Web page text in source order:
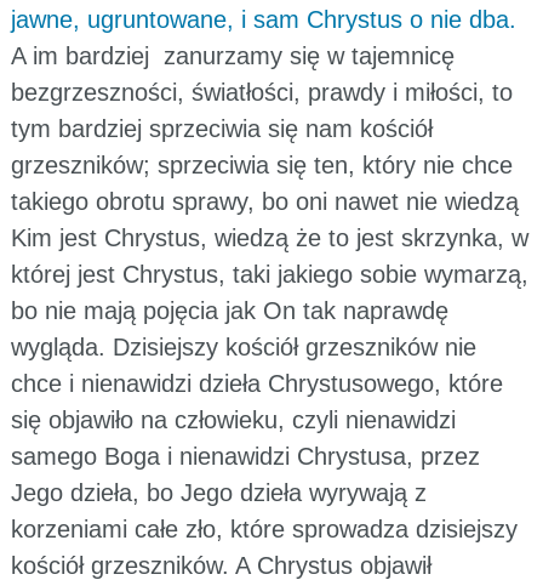
jawne, ugruntowane, i sam Chrystus o nie dba.
A im bardziej zanurzamy się w tajemnicę
bezgrzeszności, światłości, prawdy i miłości, to
tym bardziej sprzeciwia się nam kościół
grzeszników; sprzeciwia się ten, który nie chce
takiego obrotu sprawy, bo oni nawet nie wiedzą
Kim jest Chrystus, wiedzą że to jest skrzynka, w
której jest Chrystus, taki jakiego sobie wymarzą,
bo nie mają pojęcia jak On tak naprawdę
wygląda. Dzisiejszy kościół grzeszników nie
chce i nienawidzi dzieła Chrystusowego, które
się objawiło na człowieku, czyli nienawidzi
samego Boga i nienawidzi Chrystusa, przez
Jego dzieła, bo Jego dzieła wyrywają z
korzeniami całe zło, które sprowadza dzisiejszy
kościół grzeszników. A Chrystus objawił